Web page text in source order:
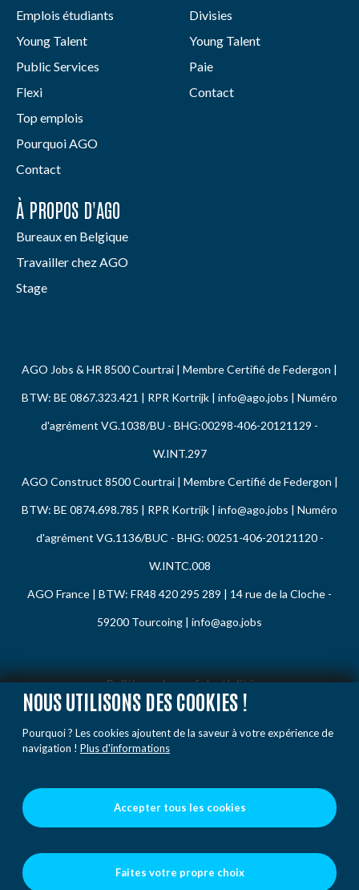
NOUS UTILISONS DES COOKIES !
Pourquoi ? Les cookies ajoutent de la saveur à votre expérience de
navigation ! Plus d'informations
Accepter tous les cookies
Faites votre propre choix
Emplois étudiants
Young Talent
Public Services
Flexi
Top emplois
Pourquoi AGO
Contact
Divisies
Young Talent
Paie
Contact
À PROPOS D'AGO
Bureaux en Belgique
Travailler chez AGO
Stage
AGO Jobs & HR 8500 Courtrai | Membre Certifié de Federgon |
BTW: BE 0867.323.421 | RPR Kortrijk | info@ago.jobs | Numéro
d'agrément VG.1038/BU - BHG:00298-406-20121129 -
W.INT.297
AGO Construct 8500 Courtrai | Membre Certifié de Federgon |
BTW: BE 0874.698.785 | RPR Kortrijk | info@ago.jobs | Numéro
d'agrément VG.1136/BUC - BHG: 00251-406-20121120 -
W.INTC.008
AGO France | BTW: FR48 420 295 289 | 14 rue de la Cloche -
59200 Tourcoing | info@ago.jobs
Politique de confidentialité
Politique de cookies
Code de conduite
Conditions